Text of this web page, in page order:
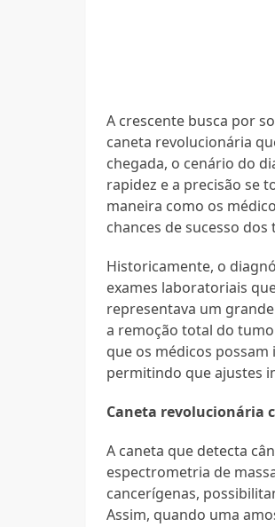
A crescente busca por
caneta revolucionária
chegada, o cenário do
rapidez e a precisão se
maneira como os
chances de sucesso
Historicamente, o
exames laboratoriais
representava um
a remoção total do
que os médicos
permitindo que ajustes
Caneta revolucionária
A caneta que detecta
espectrometria de
cancerígenas,
Assim, quando uma